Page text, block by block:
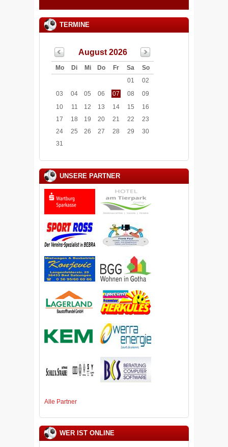
TERMINE
August 2026
Mo Di Mi Do Fr Sa
So
01
02
03
04 05 06 07 08
09
10
11 12 13 14 15
16
17
18 19 20 21 22
23
24
25 26 27 28 29
30
31
UNSERE PARTNER
Alle Partner
WER IST ONLINE